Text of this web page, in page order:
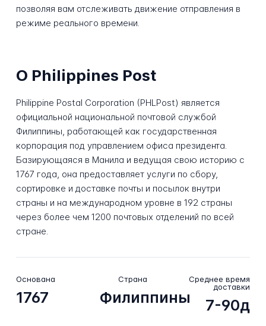
позволяя вам отслеживать движение отправления в
режиме реального времени.
О Philippines Post
Philippine Postal Corporation (PHLPost) является
официальной национальной почтовой службой
Филиппины, работающей как государственная
корпорация под управлением офиса президента.
Базирующаяся в Манила и ведущая свою историю с
1767 года, она предоставляет услуги по сбору,
сортировке и доставке почты и посылок внутри
страны и на международном уровне в 192 страны
через более чем 1200 почтовых отделений по всей
стране.
Основана
1767
Страна
Филиппины
Среднее время
доставки
7-90д